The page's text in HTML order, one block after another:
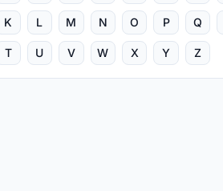
K L M N O P Q
T U V W X Y Z